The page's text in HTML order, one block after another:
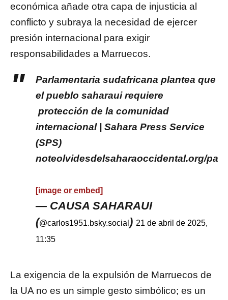
económica añade otra capa de injusticia al
conflicto y subraya la necesidad de ejercer
presión internacional para exigir
responsabilidades a Marruecos.
Parlamentaria sudafricana plantea que
el pueblo saharaui requiere
protección de la comunidad
internacional | Sahara Press Service
(SPS)
noteolvidesdelsaharaoccidental.org/
[image or embed]
— CAUSA SAHARAUI
(@carlos1951.bsky.social ) 21 de abril de 2025,
11:35
La exigencia de la expulsión de Marruecos de
la UA no es un simple gesto simbólico; es un